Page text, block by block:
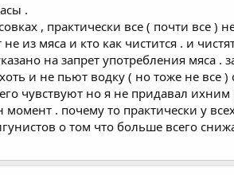
.
, практически все ( почти все
не из мяса и кто как чистится . и
на запрет употребления
и не пьют водку ( но тоже не
чувствуют но я не придавал ихним
момент . почему то практически у
о том что больше всего